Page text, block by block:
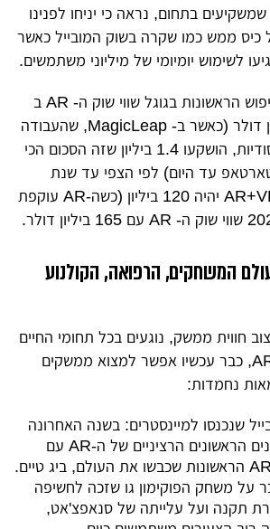
בתחום, נראה כי יניחו לפנינו
כיס ממש כמו שקרה בשוק המובייל כאשר
לשימוש יומיומי של מיליוני משתמשים.
לפי שתי תוצאות החיפוש הראשונות בגוגל שווי שוק ה- AR ב
2016 היה 1.6 ביליון דולר (כאשר ב- MagicLeap, שהעבודה
שלהם תחת מעטה סודיות, הושקעו 1.4 ביליון שזה הסכום הכי
עד היום) לפי הצפי עד שנת
2020 שווי שוק ה- AR+VR יהיה 120 ביליון (כשה-AR עוקפת
המשחקים, הרפואה, הקולנוע
חווית ממשק, נוגעים בכל תחומי החיים
כך גם עולם ה-AR-VR, כבר עכשיו אפשר למצוא ממשקים
נחמדות:
שנכנסו למיינסטרים: בשנה האחרונה
חווינו את הניצנים הראשונים הרציניים של ה-AR עם
אפליקציות ה-AR הראשונות שכבשו את העולם, ביג טיים.
על משחק הפוקימון גו שזכה לחשיפה
תקנה ועל עלייתה של סנאפצ'אט,